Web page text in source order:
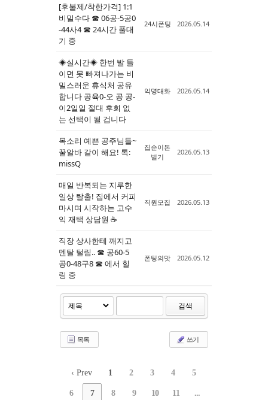
[후불제/착한가격] 1:1
비밀수다 ☎ 06공-5공0
-44사4 ☎ 24시간 풀대
기 중
24시폰팅 2026.05.14
◈실시간◈ 한번 발 들
이면 못 빠져나가는 비
밀스러운 휴식처 공유
합니다 공육0-오 공 공-
이2일일 절대 후회 없
는 선택이 될 겁니다
익명대화 2026.05.14
목소리 예쁜 공주님들~
꿀알바 같이 해요! 톡:
missQ
집순이돈
벌기
2026.05.13
매일 반복되는 지루한
일상 탈출! 집에서 커피
마시며 시작하는 고수
익 재택 상담원 ☕
직원모집 2026.05.13
직장 상사한테 깨지고
멘탈 털림.. ☎ 공60-5
공0-48구8 ☎ 에서 힐
링 중
폰팅의맛 2026.05.12
검색
목록 쓰기
‹ Prev 1 2 3 4 5
6 7 8 9 10 11 ...